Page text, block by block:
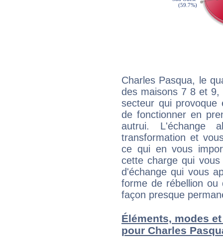
Charles Pasqua, le
des maisons 7 8 et
secteur qui provoque
de fonctionner en
autrui. L'échange
transformation et
ce qui en vous
cette charge qui
d'échange qui vous
forme de rébellion ou
façon presque
Éléments, modes
pour Charles